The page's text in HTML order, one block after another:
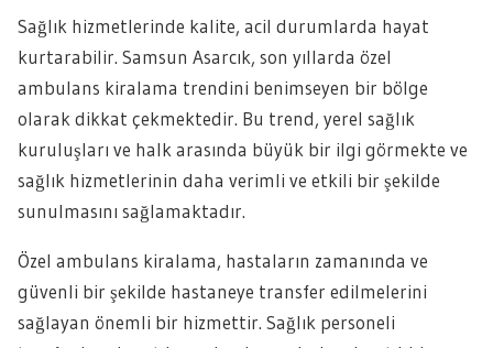
Sağlık hizmetlerinde kalite, acil durumlarda hayat
kurtarabilir. Samsun Asarcık, son yıllarda özel
ambulans kiralama trendini benimseyen bir bölge
olarak dikkat çekmektedir. Bu trend, yerel sağlık
kuruluşları ve halk arasında büyük bir ilgi görmekte ve
sağlık hizmetlerinin daha verimli ve etkili bir şekilde
sunulmasını sağlamaktadır.
Özel ambulans kiralama, hastaların zamanında ve
güvenli bir şekilde hastaneye transfer edilmelerini
sağlayan önemli bir hizmettir. Sağlık personeli